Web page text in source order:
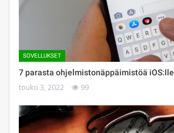
SOVELLUKSET
7 parasta ohjelmistonäppäimistöä iOS:lle
touko 3, 2022 99